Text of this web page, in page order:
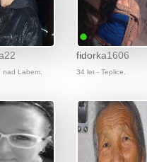
nad Labem.
fidorka1606
34 let - Teplice.